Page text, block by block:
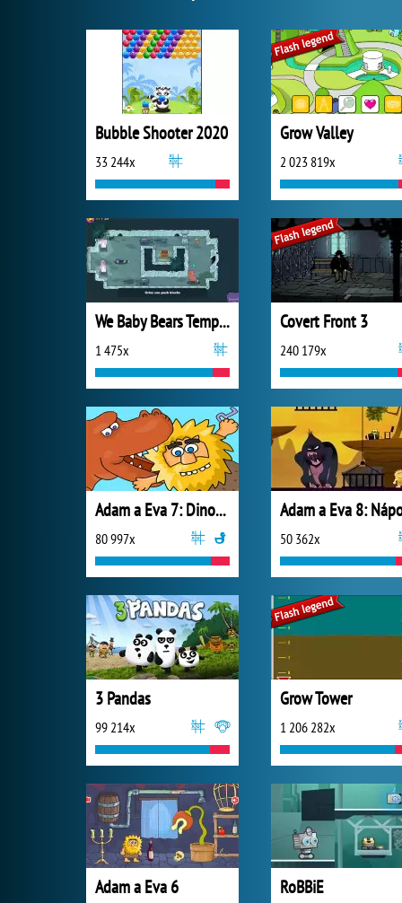
Bubble Shooter 2020
33 244x
Grow Valley
2 023 819x
We Baby Bears Temple
1 475x
Covert Front 3
240 179x
Adam a Eva 7: Dinosauři
80 997x 50 362x
3 Pandas
99 214x
Grow Tower
1 206 282x
Adam a Eva 6 RoBBiE